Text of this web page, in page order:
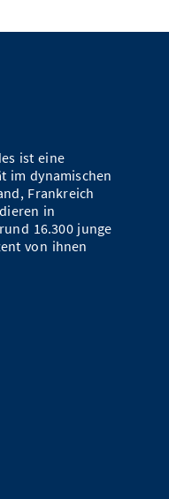
Forschungsgruppen
ist eine
im dynamischen
Frankreich
in
16.300 junge
von ihnen